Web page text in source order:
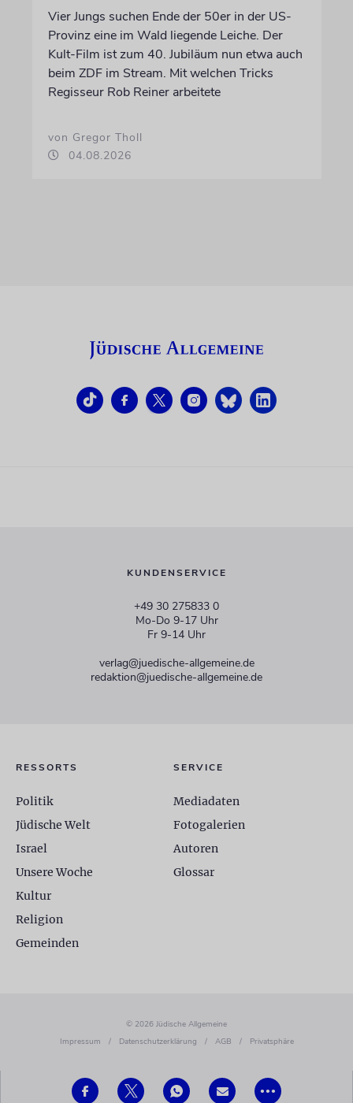
•••
Vier Jungs suchen Ende der 50er in der US-
Provinz eine im Wald liegende Leiche. Der
Kult-Film ist zum 40. Jubiläum nun etwa auch
beim ZDF im Stream. Mit welchen Tricks
Regisseur Rob Reiner arbeitete
von Gregor Tholl
04.08.2026
KUNDENSERVICE
+49 30 275833 0
Mo-Do 9-17 Uhr
Fr 9-14 Uhr
verlag@juedische-allgemeine.de
redaktion@juedische-allgemeine.de
RESSORTS
Politik
Jüdische Welt
Israel
Unsere Woche
Kultur
Religion
Gemeinden
SERVICE
Mediadaten
Fotogalerien
Autoren
Glossar
© 2026 Jüdische Allgemeine
Impressum
/ Datenschutzerklärung / AGB / Privatsphäre